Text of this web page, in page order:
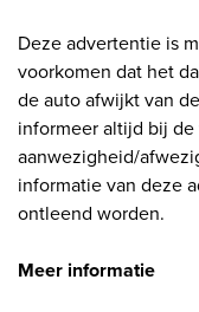
Deze advertentie is
voorkomen dat het
de auto afwijkt van
informeer altijd bij
aanwezigheid/
informatie van deze
ontleend worden.
Meer informatie